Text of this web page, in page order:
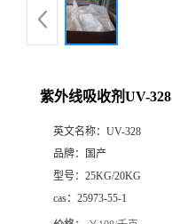
紫外线吸收剂UV-328
英文名称： UV-328
品牌：
国产
型号： 25KG/20KG
cas： 25973-55-1